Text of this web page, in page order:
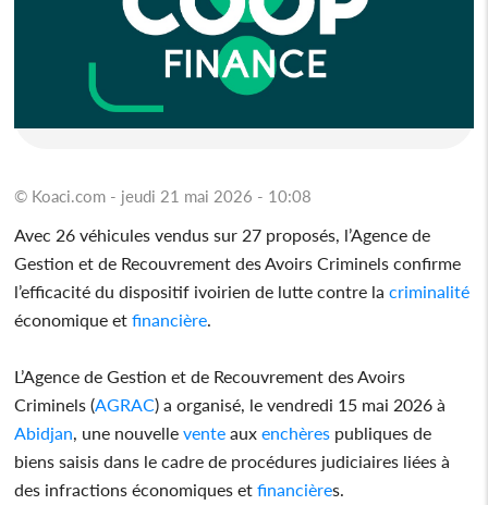
© Koaci.com - jeudi 21 mai 2026 - 10:08
Avec 26 véhicules vendus sur 27 proposés, l’Agence de
Gestion et de Recouvrement des Avoirs Criminels confirme
l’efficacité du dispositif ivoirien de lutte contre la criminalité
économique et financière
L’Agence de Gestion et de Recouvrement des Avoirs
Criminels (AGRAC) a organisé, le vendredi 15 mai 2026 à
Abidjan , une nouvelle vente aux enchères publiques de
biens saisis dans le cadre de procédures judiciaires liées à
des infractions économiques et financières.